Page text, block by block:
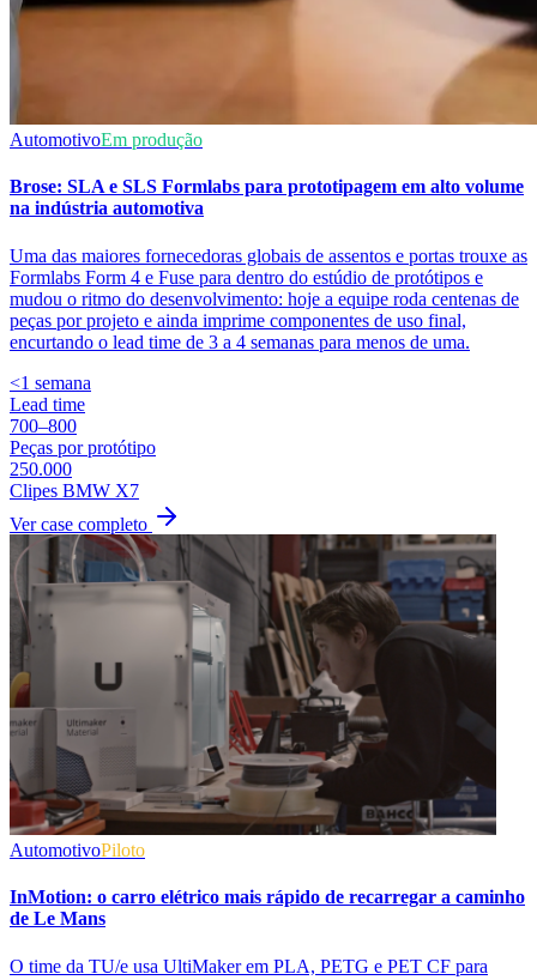
AutomotivoEm produção
Brose: SLA e SLS Formlabs para prototipagem em alto volume
na indústria automotiva
Uma das maiores fornecedoras globais de assentos e portas trouxe as
Formlabs Form 4 e Fuse para dentro do estúdio de protótipos e
mudou o ritmo do desenvolvimento: hoje a equipe roda centenas de
peças por projeto e ainda imprime componentes de uso final,
encurtando o lead time de 3 a 4 semanas para menos de uma.
<1 semana
Lead time
700–800
Peças por protótipo
250.000
Clipes BMW X7
Ver case completo
AutomotivoPiloto
InMotion: o carro elétrico mais rápido de recarregar a caminho
de Le Mans
O time da TU/e usa UltiMaker em PLA, PETG e PET CF para